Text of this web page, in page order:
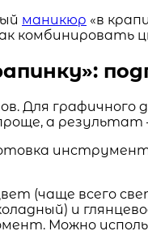
маникюр «в
комбинировать
Для
а
(чаще всего
и
Можно